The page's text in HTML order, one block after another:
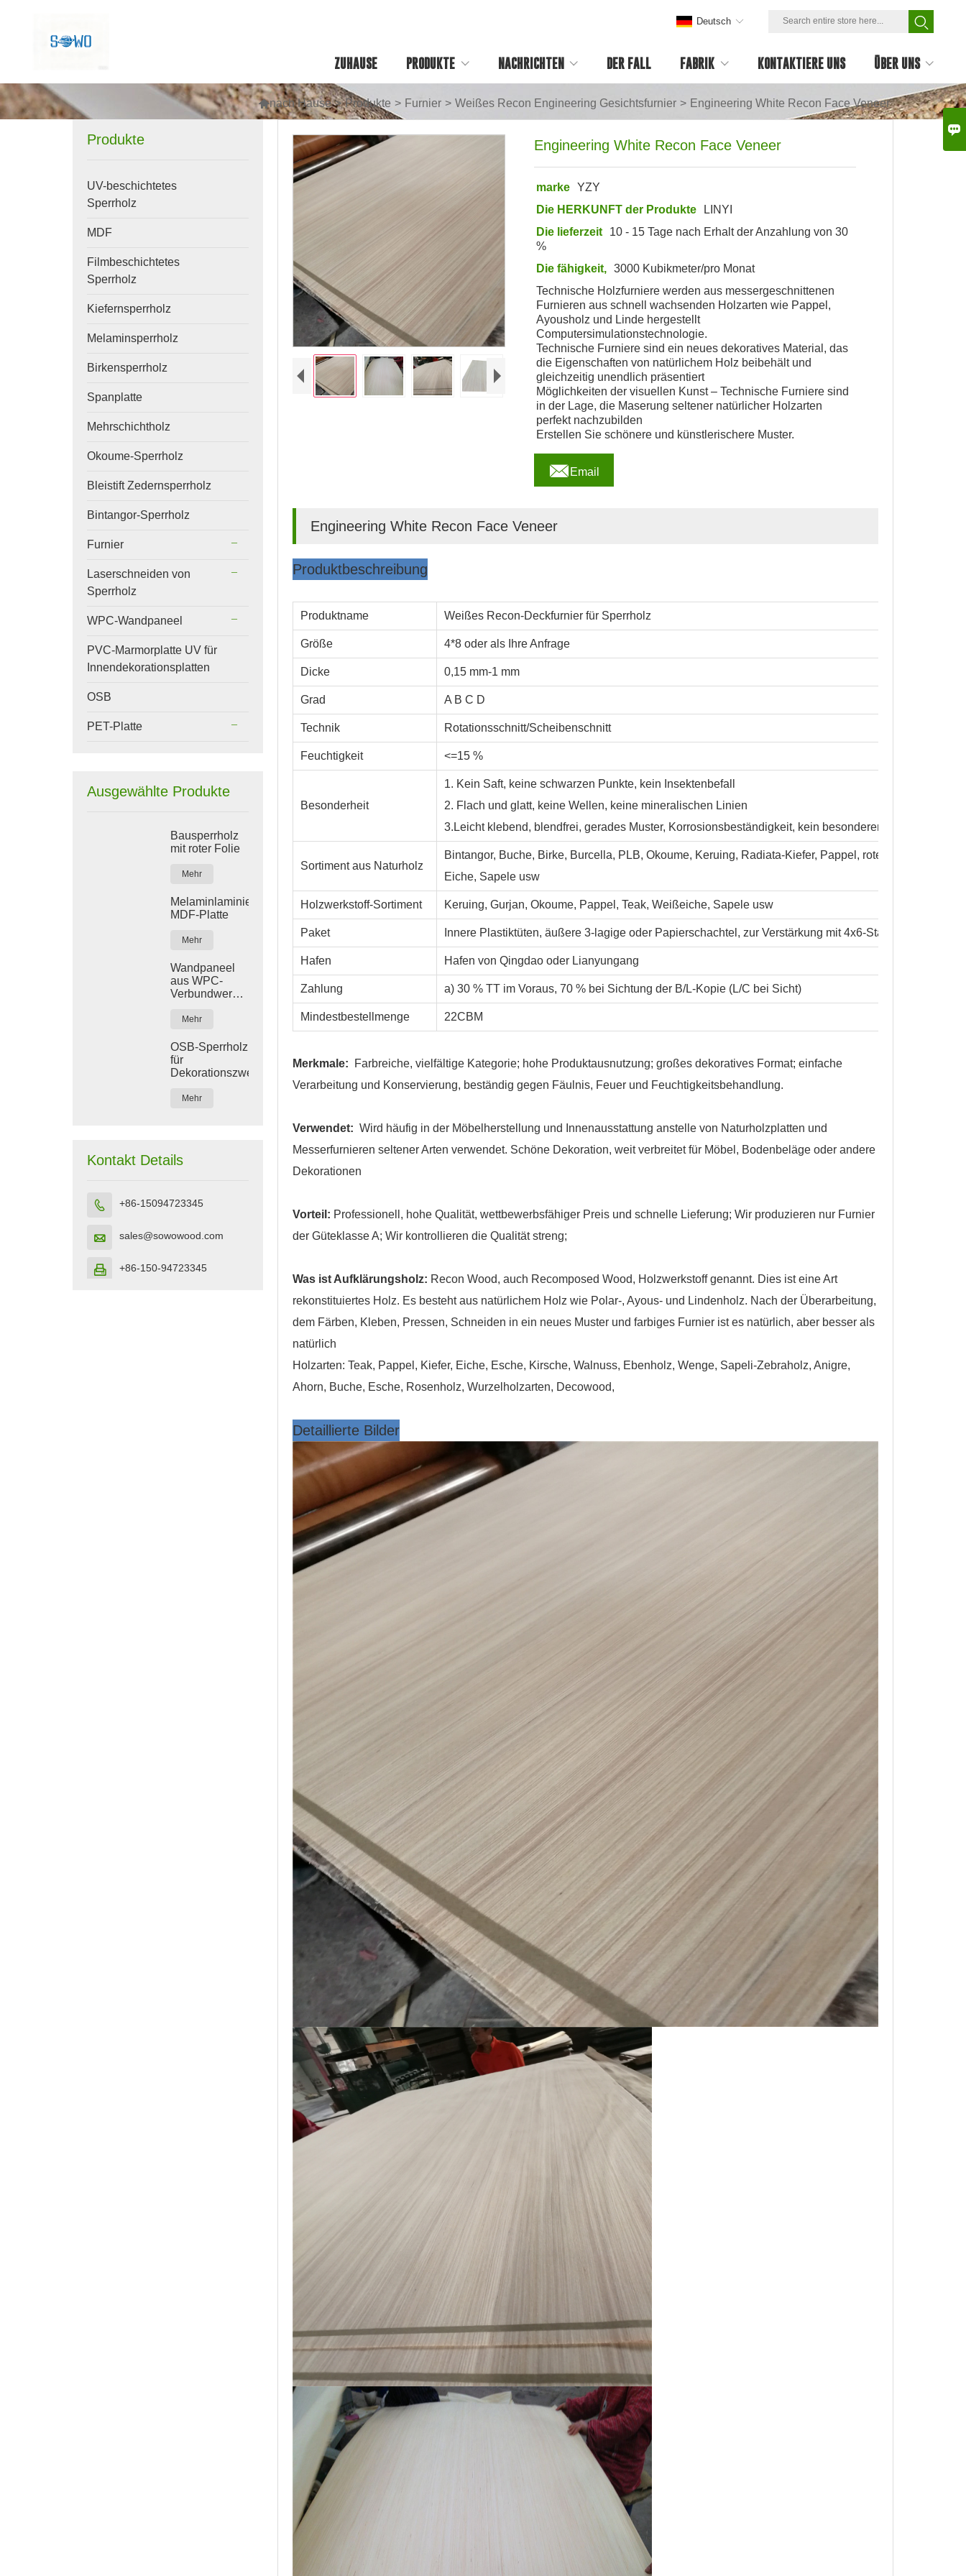
ZUHAUSE PRODUKTE NACHRICHTEN DER FALL FABRIK KONTAKTIERE UNS ÜBER UNS
Deutsch
nach Hause > Produkte > Furnier > Weißes Recon Engineering Gesichtsfurnier > Engineering White Recon Face Veneer
Produkte
UV-beschichtetes
Sperrholz
MDF
Filmbeschichtetes
Sperrholz
Kiefernsperrholz
Melaminsperrholz
Birkensperrholz
Spanplatte
Mehrschichtholz
Okoume-Sperrholz
Bleistift Zedernsperrholz
Bintangor-Sperrholz
Furnier
Laserschneiden von
Sperrholz
WPC-Wandpaneel
PVC-Marmorplatte UV für
Innendekorationsplatten
OSB
PET-Platte
Ausgewählte Produkte
Bausperrholz
mit roter Folie
Mehr
Melaminlaminierte
MDF-Platte
Mehr
Wandpaneel
aus WPC-
Verbundwerkstoff
Innenbereich
Mehr
OSB-Sperrholz
für
Dekorationszwecke
Mehr
Kontakt Details
 +86-15094723345
 sales@sowowood.com
 +86-150-94723345
Engineering White Recon Face Veneer
marke
YZY
Die HERKUNFT der Produkte
LINYI
Die lieferzeit
10 - 15 Tage nach Erhalt der Anzahlung von 30
%
Die fähigkeit,
3000 Kubikmeter/pro Monat
Technische Holzfurniere werden aus messergeschnittenen
Furnieren aus schnell wachsenden Holzarten wie Pappel,
Ayousholz und Linde hergestellt
Computersimulationstechnologie.
Technische Furniere sind ein neues dekoratives Material, das
die Eigenschaften von natürlichem Holz beibehält und
gleichzeitig unendlich präsentiert
Möglichkeiten der visuellen Kunst – Technische Furniere sind
in der Lage, die Maserung seltener natürlicher Holzarten
perfekt nachzubilden
Erstellen Sie schönere und künstlerischere Muster.
 Email
Engineering White Recon Face Veneer
Produktbeschreibung
Produktname Weißes Recon-Deckfurnier für Sperrholz
Größe 4*8 oder als Ihre Anfrage
Dicke 0,15 mm-1 mm
Grad A B C D
Technik Rotationsschnitt/Scheibenschnitt
Feuchtigkeit <=15 %
Besonderheit
1. Kein Saft, keine schwarzen Punkte, kein Insektenbefall
2. Flach und glatt, keine Wellen, keine mineralischen Linien
3.Leicht klebend, blendfrei, gerades Muster, Korrosionsbeständigkeit, kein besonderer Geruch
Sortiment aus Naturholz
Bintangor, Buche, Birke, Burcella, PLB, Okoume, Keruing, Radiata-Kiefer, Pappel, rotes Hartholz,
Eiche, Sapele usw
Holzwerkstoff-Sortiment Keruing, Gurjan, Okoume, Pappel, Teak, Weißeiche, Sapele usw
Paket Innere Plastiktüten, äußere 3-lagige oder Papierschachtel, zur Verstärkung mit 4x6-Stahlbändern
Hafen Hafen von Qingdao oder Lianyungang
Zahlung a) 30 % TT im Voraus, 70 % bei Sichtung der B/L-Kopie (L/C bei Sicht)
Mindestbestellmenge 22CBM
Merkmale: Farbreiche, vielfältige Kategorie; hohe Produktausnutzung; großes dekoratives Format; einfache
Verarbeitung und Konservierung, beständig gegen Fäulnis, Feuer und Feuchtigkeitsbehandlung.
Verwendet: Wird häufig in der Möbelherstellung und Innenausstattung anstelle von Naturholzplatten und
Messerfurnieren seltener Arten verwendet. Schöne Dekoration, weit verbreitet für Möbel, Bodenbeläge oder andere
Dekorationen
Vorteil: Professionell, hohe Qualität, wettbewerbsfähiger Preis und schnelle Lieferung; Wir produzieren nur Furnier
der Güteklasse A; Wir kontrollieren die Qualität streng;
Was ist Aufklärungsholz: Recon Wood, auch Recomposed Wood, Holzwerkstoff genannt. Dies ist eine Art
rekonstituiertes Holz. Es besteht aus natürlichem Holz wie Polar-, Ayous- und Lindenholz. Nach der Überarbeitung,
dem Färben, Kleben, Pressen, Schneiden in ein neues Muster und farbiges Furnier ist es natürlich, aber besser als
natürlich
Holzarten: Teak, Pappel, Kiefer, Eiche, Esche, Kirsche, Walnuss, Ebenholz, Wenge, Sapeli-Zebraholz, Anigre,
Ahorn, Buche, Esche, Rosenholz, Wurzelholzarten, Decowood,
Detaillierte Bilder
